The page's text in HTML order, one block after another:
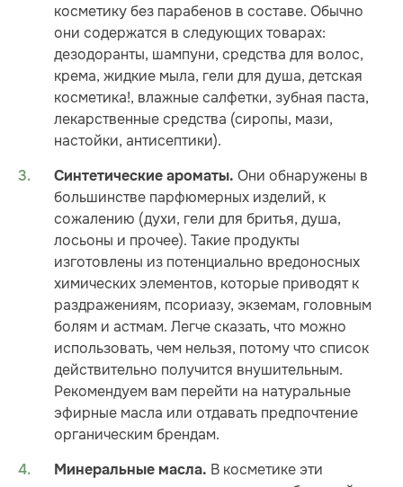
косметику без парабенов в составе. Обычно
они содержатся в следующих товарах:
дезодоранты, шампуни, средства для волос,
крема, жидкие мыла, гели для душа, детская
косметика!, влажные салфетки, зубная паста,
лекарственные средства (сиропы, мази,
настойки, антисептики).
Синтетические ароматы. Они обнаружены в
большинстве парфюмерных изделий, к
сожалению (духи, гели для бритья, душа,
лосьоны и прочее). Такие продукты
изготовлены из потенциально вредоносных
химических элементов, которые приводят к
раздражениям, псориазу, экземам, головным
болям и астмам. Легче сказать, что можно
использовать, чем нельзя, потому что список
действительно получится внушительным.
Рекомендуем вам перейти на натуральные
эфирные масла или отдавать предпочтение
органическим брендам.
Минеральные масла. В косметике эти